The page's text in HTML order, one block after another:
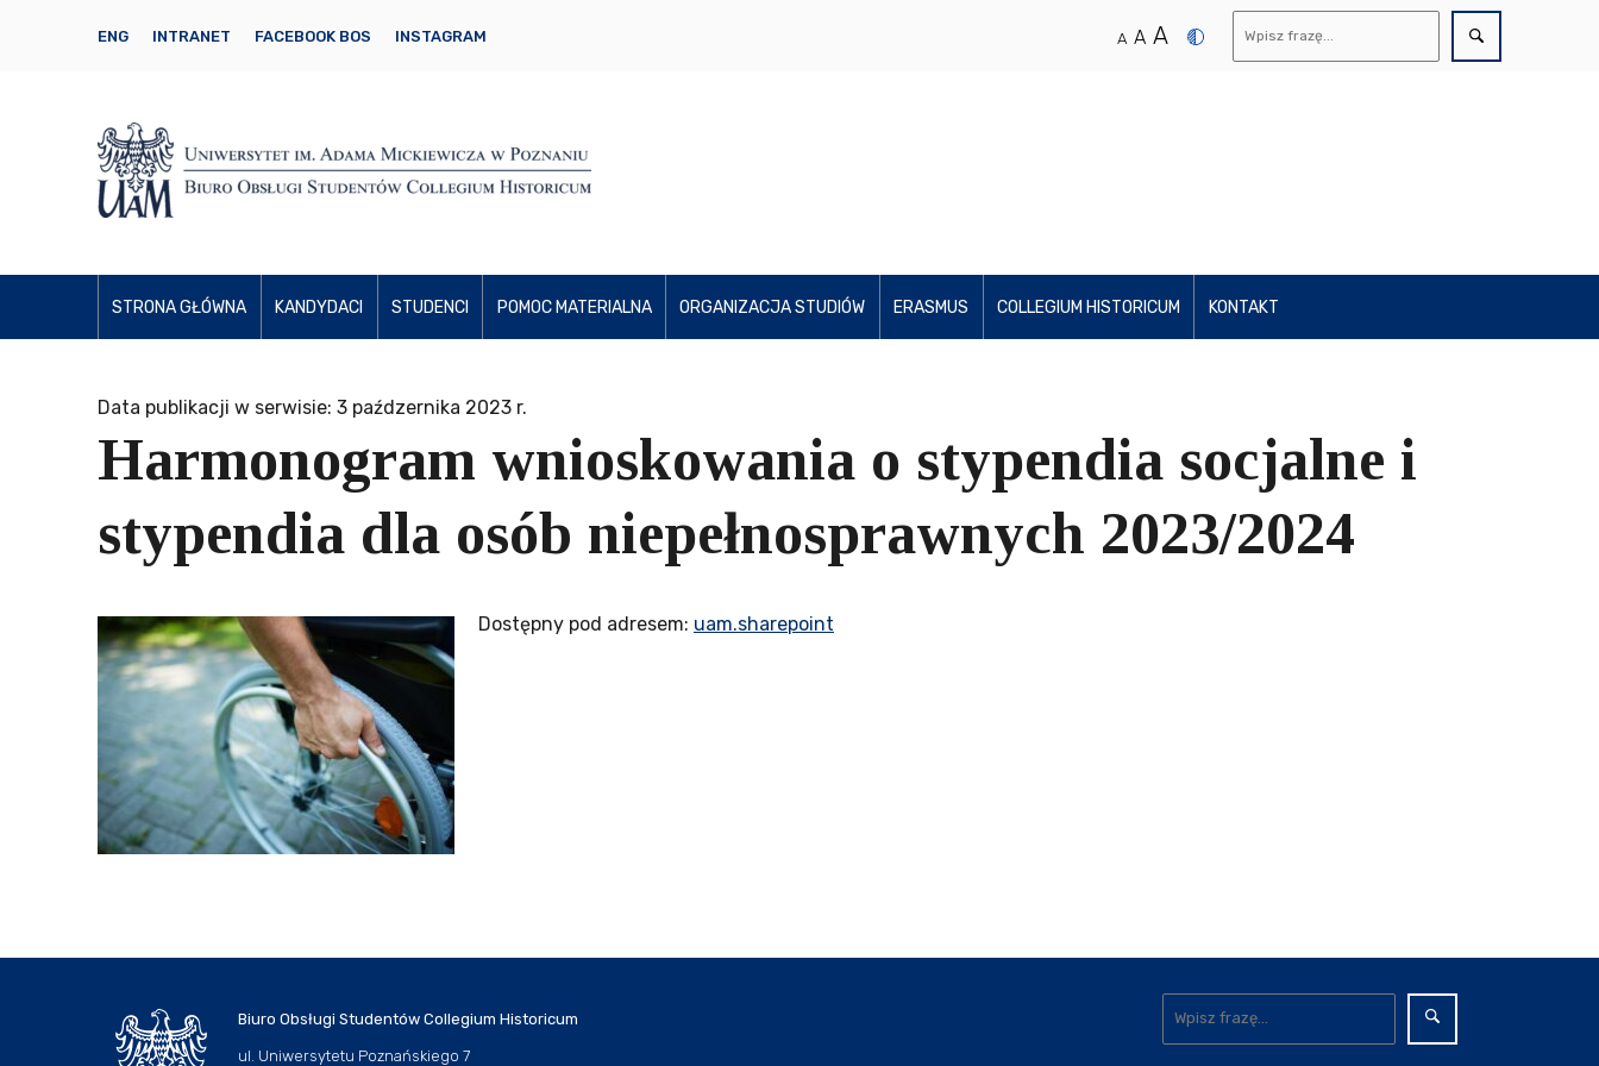
ENG INTRANET FACEBOOK BOS INSTAGRAM A A A
STRONA GŁÓWNA KANDYDACI STUDENCI POMOC MATERIALNA ORGANIZACJA STUDIÓW ERASMUS COLLEGIUM HISTORICUM KONTAKT
Data publikacji w serwisie: 3 paźdzernika 2023 r.
Harmonogram wnioskowania o stypendia socjalne i
stypendia dla osób niepełnosprawnych 2023/2024
Dostępny pod adresem: uam.sharepoint
Biuro Obsługi Studentów Collegium Historicum
ul. Uniwersytetu Poznańskiego 7